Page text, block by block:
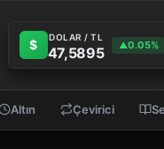
$ DOLAR / TL
47,5895 ▲0.05%
Altın Çevirici